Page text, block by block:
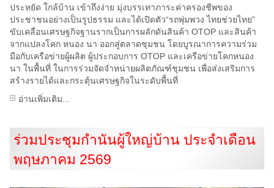
ประหยัด ใกล้บ้าน เข้าถึงง่าย มุ่งบรรเทาภาระค่าครองชีพของ
ประชาชนอย่างเป็นรูปธรรม และได้เปิดตัว“รถพุ่มพวง ไทยช่วยไทย”
ขับเคลื่อนเศรษฐกิจฐานรากเป็นการผลักดันสินค้า OTOP และสินค้า
จากแปลงโคก หนอง นา ออกสู่ตลาดชุมชน โดยบูรณาการความร่วม
มือกับเครือข่ายผู้ผลิต ผู้ประกอบการ OTOP และเครือข่ายโคกหนอง
นา ในพื้นที่ ในการร่วมจัดจำหน่ายผลิตภัณฑ์ชุมชน เพื่อส่งเสริมการ
สร้างรายได้และกระตุ้นเศรษฐกิจในระดับพื้นที่
อ่านเพิ่มเติม...
ร่วมประชุมกำนันผู้ใหญ่บ้าน ประจำเดือน
พฤษภาคม 2569